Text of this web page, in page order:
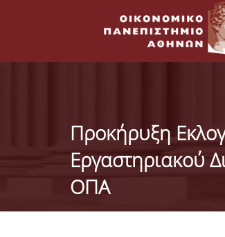
Προκήρυξη
Εργαστηριακού
ΟΠΑ